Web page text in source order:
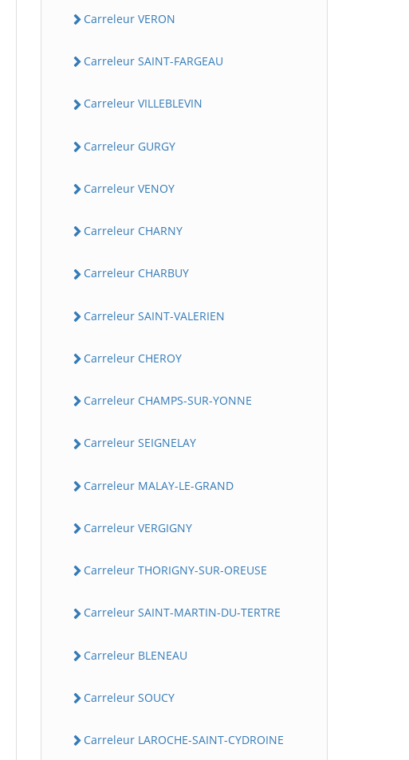
Carreleur VERON
Carreleur SAINT-FARGEAU
Carreleur VILLEBLEVIN
Carreleur GURGY
Carreleur VENOY
Carreleur CHARNY
Carreleur CHARBUY
Carreleur SAINT-VALERIEN
Carreleur CHEROY
Carreleur CHAMPS-SUR-YONNE
Carreleur SEIGNELAY
Carreleur MALAY-LE-GRAND
Carreleur VERGIGNY
Carreleur THORIGNY-SUR-OREUSE
Carreleur SAINT-MARTIN-DU-TERTRE
Carreleur BLENEAU
Carreleur SOUCY
Carreleur LAROCHE-SAINT-CYDROINE